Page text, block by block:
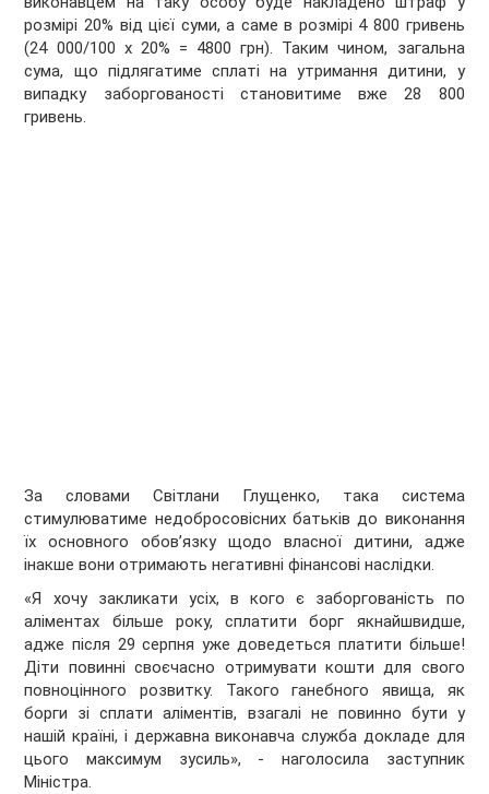
розмірі 20% від цієї суми, а саме в розмірі 4 800 гривень
(24 000/100 х 20% = 4800 грн). Таким чином, загальна
сума, що підлягатиме сплаті на утримання дитини, у
випадку заборгованості становитиме вже 28 800
гривень.
За словами Світлани Глущенко, така система
стимулюватиме недобросовісних батьків до виконання
їх основного обов’язку щодо власної дитини, адже
інакше вони отримають негативні фінансові наслідки.
«Я хочу закликати усіх, в кого є заборгованість по
аліментах більше року, сплатити борг якнайшвидше,
адже після 29 серпня уже доведеться платити більше!
Діти повинні своєчасно отримувати кошти для свого
повноцінного розвитку. Такого ганебного явища, як
борги зі сплати аліментів, взагалі не повинно бути у
нашій країні, і державна виконавча служба докладе для
цього максимум зусиль», - наголосила заступник
Міністра.